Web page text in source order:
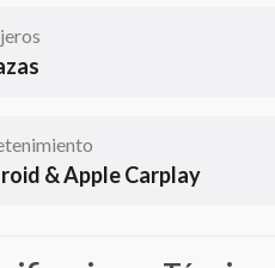
& Apple Carplay